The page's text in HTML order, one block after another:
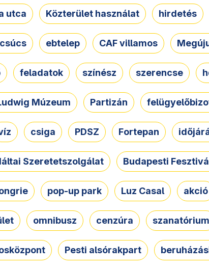
utca Közterület használat hirdetés
ebtelep CAF villamos
feladatok színész szerencse
Múzeum Partizán
csiga PDSZ Fortepan
Szeretetszolgálat Budapesti
pop-up park Luz Casal akció
omnibusz cenzúra szanatórium
Pesti alsórakpart